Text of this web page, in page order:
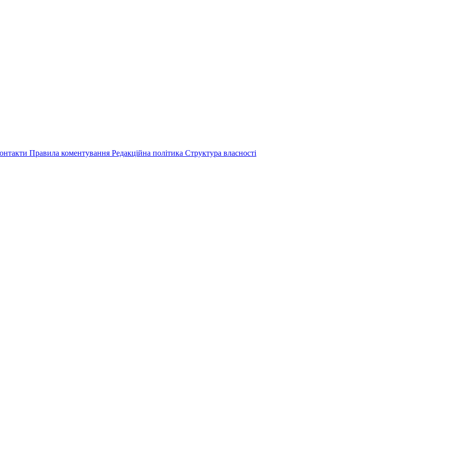
Правила коментування Редакційна політика Структура власності